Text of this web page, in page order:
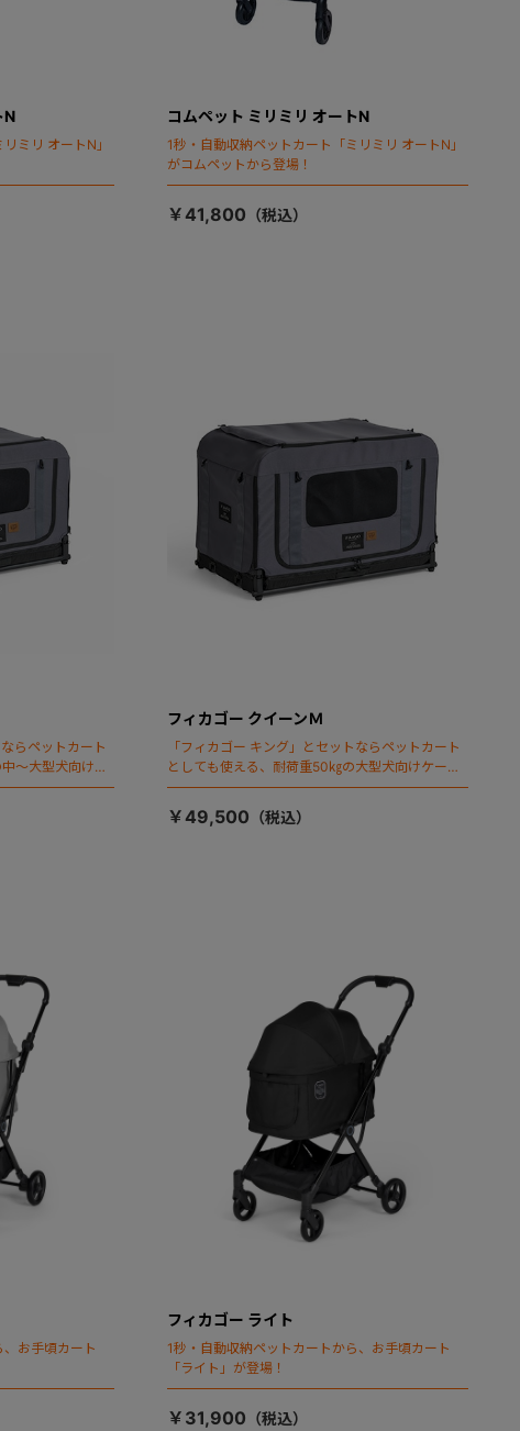
N
ミリ オートN」
コムペット ミリミリ オートN
1秒・自動収納ペットカート「ミリミリ オートN」
がコムペットから登場！
￥41,800
らペットカート
～大型犬向けケ
フィカゴー クイーンＭ
「フィカゴー キング」とセットならペットカート
としても使える、耐荷重50㎏の大型犬向けケージ
が登場！
￥49,500
お手頃カート
フィカゴー ライト
1秒・自動収納ペットカートから、お手頃カート
「ライト」が登場！
￥31,900